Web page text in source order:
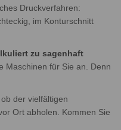
Druckverfahren:
im Konturschnitt
zu sagenhaft
Maschinen für Sie an. Denn
der vielfältigen
Ort abholen. Kommen Sie